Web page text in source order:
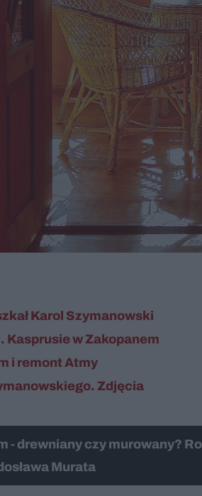
Karol Szymanowski
Kasprusie w Zakopanem
i remont Atmy
Zdjęcia
- drewniany czy murowany?
Murata